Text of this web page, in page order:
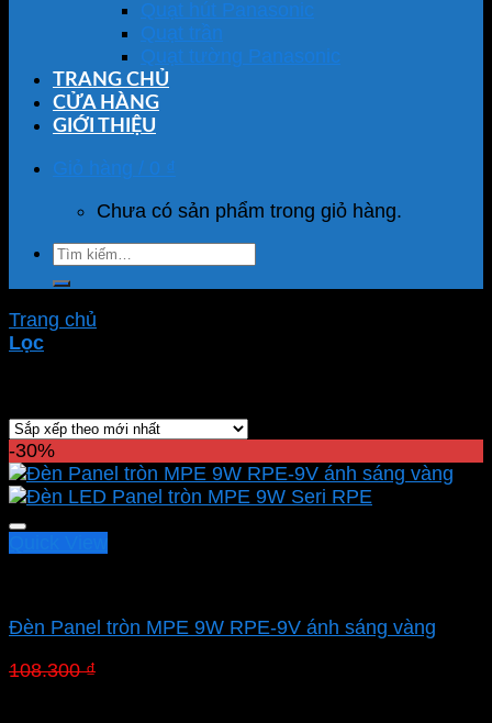
Quạt hút Panasonic
Quạt trần
Quạt tường Panasonic
TRANG CHỦ
CỬA HÀNG
GIỚI THIỆU
Giỏ hàng / 0 ₫
Chưa có sản phẩm trong giỏ hàng.
Tìm
kiếm:
Trang chủ
Lọc
-30%
Đèn Panel tròn MPE 9W RPE-9V ánh sáng vàng
108.300₫